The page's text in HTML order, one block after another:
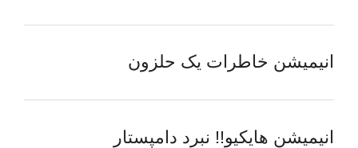
انیمیشن خاطرات یک حلزون
انیمیشن هایکیو!! نبرد دامپستار